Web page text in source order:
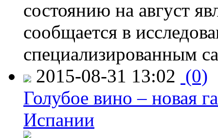
состоянию на август
сообщается в
специализированным
2015-08-31 13:02 (0)
Голубое вино – новая
Испании